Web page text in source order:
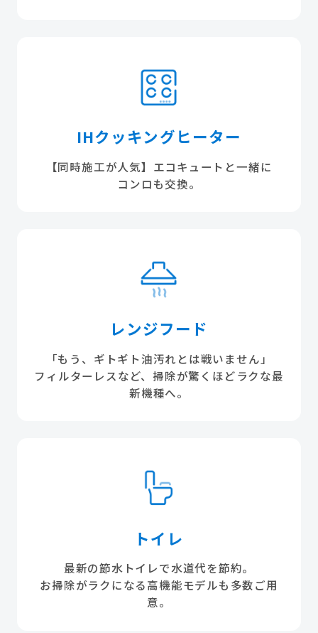
IHクッキングヒーター
【同時施工が人気】エコキュートと一緒に
コンロも交換。
レンジフード
「もう、ギトギト油汚れとは戦いません」
フィルターレスなど、掃除が驚くほどラクな最
新機種へ。
トイレ
最新の節水トイレで水道代を節約。
お掃除がラクになる高機能モデルも多数ご用
意。